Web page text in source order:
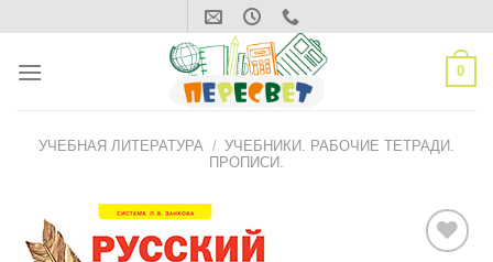
content
0
УЧЕБНАЯ ЛИТЕРАТУРА / УЧЕБНИКИ. РАБОЧИЕ ТЕТРАДИ.
ПРОПИСИ.